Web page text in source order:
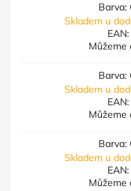
Barva:
Skladem u
EAN:
Můžeme
Barva:
Skladem u
EAN:
Můžeme
Barva:
Skladem u
EAN:
Můžeme